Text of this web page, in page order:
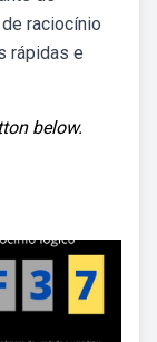
raciocínio
rápidas e
below.